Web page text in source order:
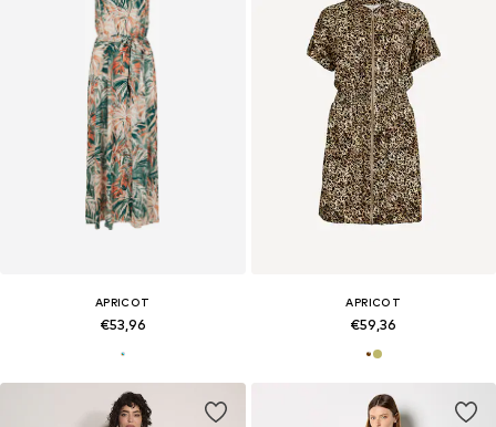
APRICOT
€53,96
APRICOT
€59,36